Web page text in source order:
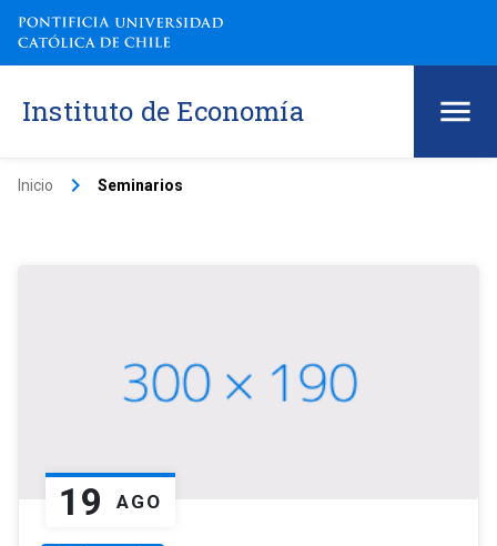
Instituto de Economía
Inicio keyboard_arrow_right Seminarios
19 AGO